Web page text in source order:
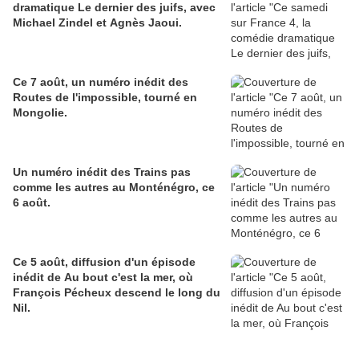
dramatique Le dernier des juifs, avec
Michael Zindel et Agnès Jaoui.
Ce 7 août, un numéro inédit des
Routes de l'impossible, tourné en
Mongolie.
Un numéro inédit des Trains pas
comme les autres au Monténégro, ce
6 août.
Ce 5 août, diffusion d'un épisode
inédit de Au bout c'est la mer, où
François Pécheux descend le long du
Nil.